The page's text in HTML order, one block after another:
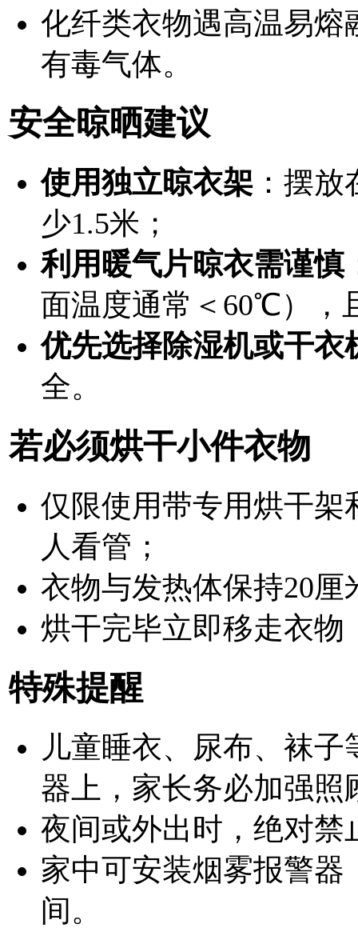
化纤类衣物遇高温易熔
有毒气体。
安全晾晒建议
使用独立晾衣架 ：摆
少1.5米；
利用暖气片晾衣需谨慎
面温度通常＜60℃），
优先选择除湿机或干衣
全。
若必须烘干小件衣物
仅限使用带专用烘干架
人看管；
衣物与发热体保持20
烘干完毕立即移走衣物
特殊提醒
儿童睡衣、尿布、袜
器上，家长务必加强照
夜间或外出时， 绝对禁
家中可安装烟雾报警
间。